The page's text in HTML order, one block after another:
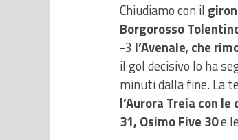
Chiudiamo con il
Borgorosso
-3 l’Avenale, che
il gol decisivo lo ha
minuti dalla fine. La
l’Aurora Treia con
31, Osimo Five 30e